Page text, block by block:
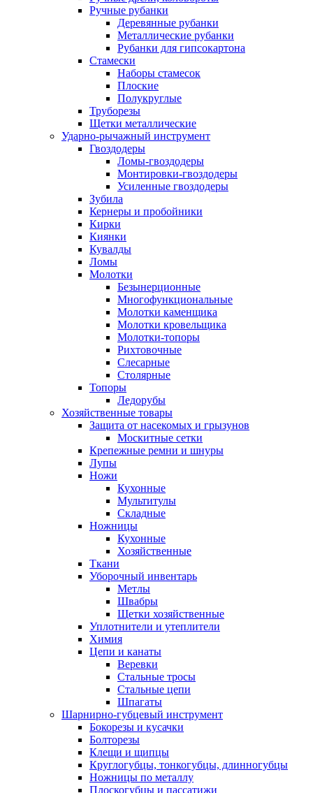
Ручные рубанки
Деревянные рубанки
Металлические рубанки
Рубанки для гипсокартона
Стамески
Наборы стамесок
Плоские
Полукруглые
Труборезы
Щетки металлические
Ударно-рычажный инструмент
Гвоздодеры
Ломы-гвоздодеры
Монтировки-гвоздодеры
Усиленные гвоздодеры
Зубила
Кернеры и пробойники
Кирки
Киянки
Кувалды
Ломы
Молотки
Безынерционные
Многофункциональные
Молотки каменщика
Молотки кровельщика
Молотки-топоры
Рихтовочные
Слесарные
Столярные
Топоры
Ледорубы
Хозяйственные товары
Защита от насекомых и грызунов
Москитные сетки
Крепежные ремни и шнуры
Лупы
Ножи
Кухонные
Мультитулы
Складные
Ножницы
Кухонные
Хозяйственные
Ткани
Уборочный инвентарь
Метлы
Швабры
Щетки хозяйственные
Уплотнители и утеплители
Химия
Цепи и канаты
Веревки
Стальные тросы
Стальные цепи
Шпагаты
Шарнирно-губцевый инструмент
Бокорезы и кусачки
Болторезы
Клещи и щипцы
Круглогубцы, тонкогубцы, длинногубцы
Ножницы по металлу
Плоскогубцы и пассатижи